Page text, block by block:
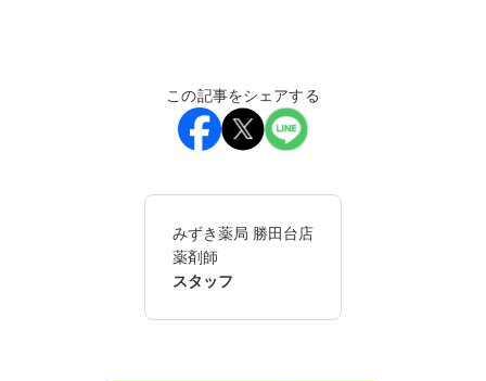
この記事をシェアする
みずき薬局 勝田台店
薬剤師
スタッフ